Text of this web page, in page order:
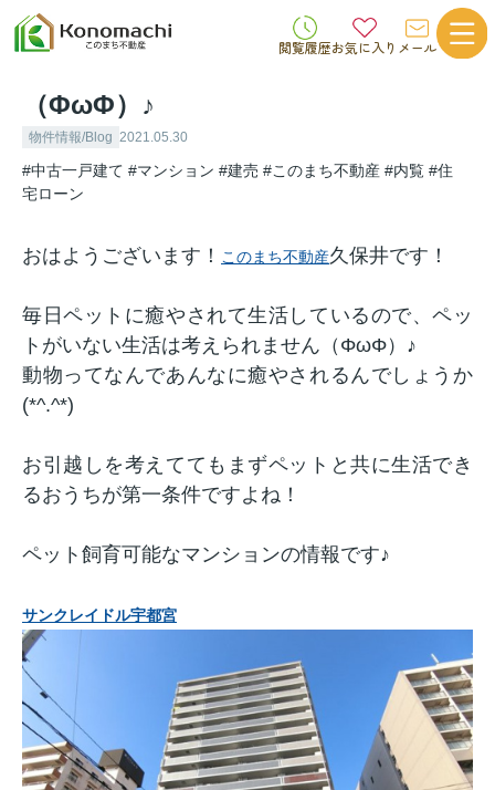
閲覧履歴お気に入り メール
（ΦωΦ）♪
物件情報/Blog 2021.05.30
#中古一戸建て #マンション #建売 #このまち不動産 #内覧 #住
宅ローン
おはようございます！ このまち不動産久保井です！
毎日ペットに癒やされて生活しているので、ペッ
トがいない生活は考えられません（ΦωΦ）♪
動物ってなんであんなに癒やされるんでしょうか
(*^.^*)
お引越しを考えててもまずペットと共に生活でき
るおうちが第一条件ですよね！
ペット飼育可能なマンションの情報です♪
サンクレイドル宇都宮